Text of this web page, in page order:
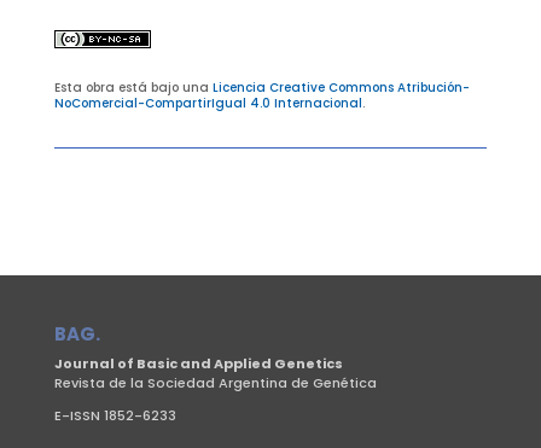
Esta obra está bajo una Licencia Creative Commons Atribución-
NoComercial-CompartirIgual 4.0 Internacional.
BAG.
Journal of Basic and Applied Genetics
Revista de la Sociedad Argentina de Genética
E-ISSN 1852-6233